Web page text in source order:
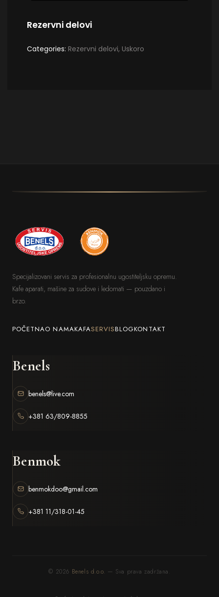
Rezervni delovi
Categories: Rezervni delovi, Uskoro
Specijalizovani servis za profesionalnu ugostiteljsku opremu.
Kafe aparati, mašine za sudove i ledomati — pouzdano i
brzo.
POČETNAO NAMAKAFASERVISBLOGKONTAKT
Benels
benels@live.com
+381 63/809-8855
Benmok
benmokdoo@gmail.com
+381 11/318-01-45
© 2026 Benels d.o.o. — Sva prava zadržana.